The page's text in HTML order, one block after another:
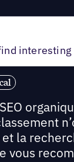
interesting
la
vous